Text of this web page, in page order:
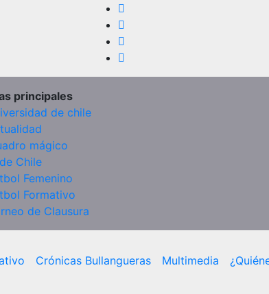
principales
de chile
mágico
Chile
Femenino
Formativo
de Clausura
Crónicas Bullangueras Multimedia